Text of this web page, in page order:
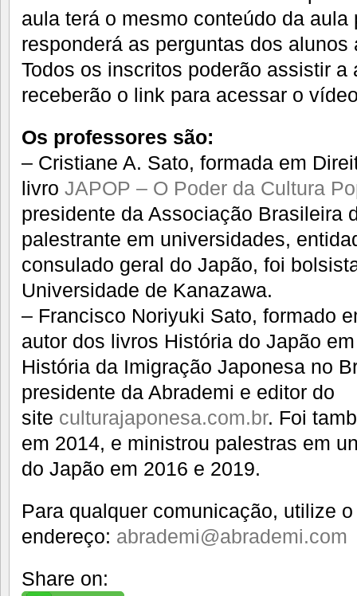
aula terá o mesmo conteúdo da
responderá as perguntas dos
Todos os inscritos poderão assistir a
receberão o link para acessar o
Os professores são:
– Cristiane A. Sato, formada em
livro JAPOP – O Poder da Cultura
presidente da Associação Brasileira
palestrante em universidades,
consulado geral do Japão, foi
Universidade de Kanazawa.
– Francisco Noriyuki Sato, formado
autor dos livros História do Japão
História da Imigração Japonesa no
presidente da Abrademi e editor do
site culturajaponesa.com.br. Foi
em 2014, e ministrou palestras em
do Japão em 2016 e 2019.
Para qualquer comunicação, utilize o
endereço: abrademi@abrademi.com
Share on: